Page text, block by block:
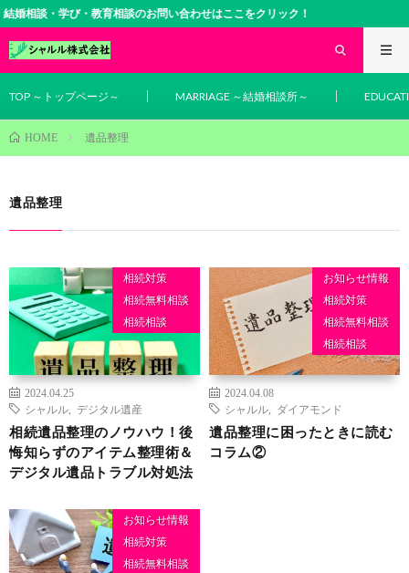
婚相談・学び・教育相談のお問い合わせはここをクリック！
TOP ～トップページ～ MARRIAGE ～結婚相談所～
HOME 遺品整理
遺品整理
相続対策
相続無料相談
相続相談
2024.04.25
シャルル
デジタル遺産
相続遺品整理のノウハウ！後
悔知らずのアイテム整理術＆
デジタル遺品トラブル対処法
お知らせ情報
相続対策
相続無料相談
相続相談
2024.04.08
シャルル
ダイアモンド
遺品整理に困ったときに読む
コラム②
お知らせ情報
相続対策
相続無料相談